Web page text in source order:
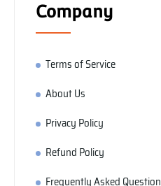
Company
Terms of Service
About Us
Privacy Policy
Refund Policy
Frequently Asked Question